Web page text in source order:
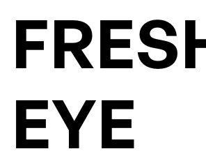
EYE